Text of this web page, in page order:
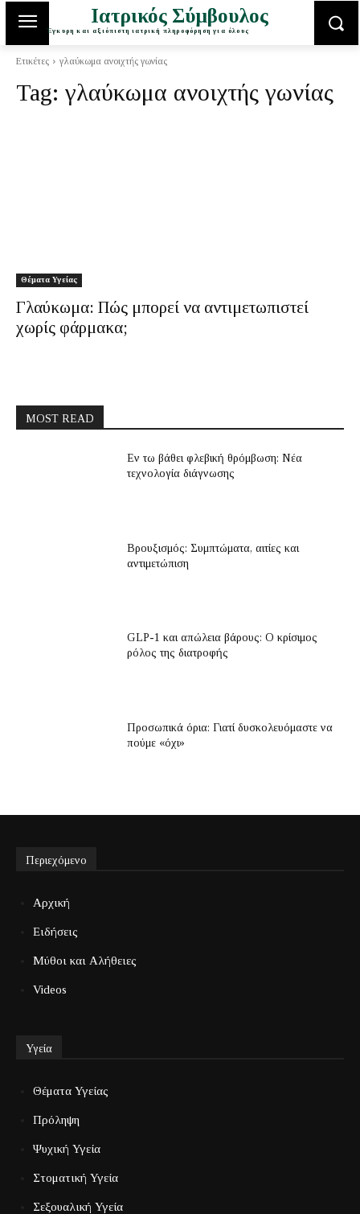
Ιατρικός Σύμβουλος
Έγκυρη και αξιόπιστη ιατρική πληροφόρηση για όλους
Ετικέτες γλαύκωμα ανοιχτής γωνίας
Tag: γλαύκωμα ανοιχτής γωνίας
Θέματα Υγείας
Γλαύκωμα: Πώς μπορεί να αντιμετωπιστεί
χωρίς φάρμακα;
MOST READ
Εν τω βάθει φλεβική θρόμβωση: Νέα
τεχνολογία διάγνωσης
Βρουξισμός: Συμπτώματα, αιτίες και
αντιμετώπιση
GLP-1 και απώλεια βάρους: Ο κρίσιμος
ρόλος της διατροφής
Προσωπικά όρια: Γιατί δυσκολευόμαστε να
πούμε «όχι»
Περιεχόμενο
Αρχική
Ειδήσεις
Μύθοι και Αλήθειες
Videos
Υγεία
Θέματα Υγείας
Πρόληψη
Ψυχική Υγεία
Στοματική Υγεία
Σεξουαλική Υγεία